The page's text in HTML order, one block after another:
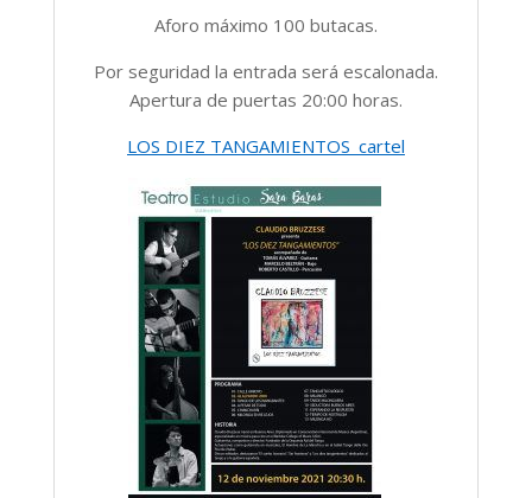
Aforo máximo 100 butacas.
Por seguridad la entrada será escalonada.
Apertura de puertas 20:00 horas.
LOS DIEZ TANGAMIENTOS_cartel